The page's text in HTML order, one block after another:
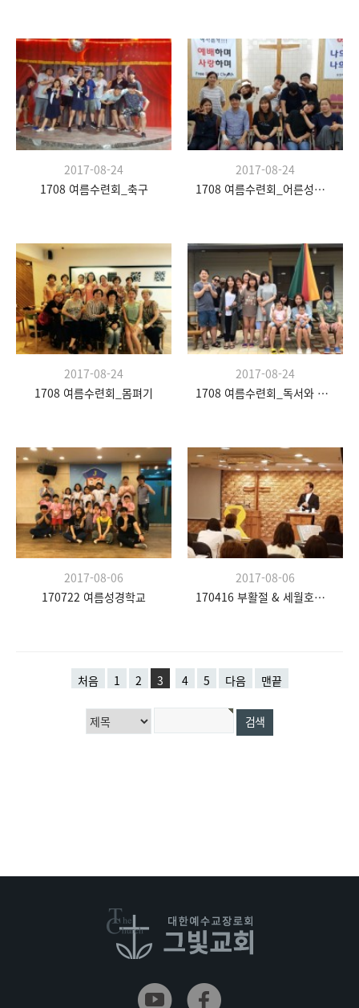
2017-08-24
1708 여름수련회_축구
2017-08-24
1708 여름수련회_어른성경학교
2017-08-24
1708 여름수련회_몸펴기
2017-08-24
1708 여름수련회_독서와 나눔
2017-08-06
170722 여름성경학교
2017-08-06
170416 부활절 & 세월호연합예배
처음 1 2 3 4 5 다음 맨끝